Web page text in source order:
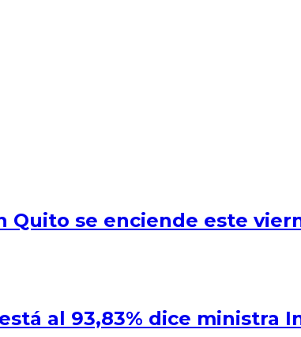
Quito se enciende este
al 93,83% dice ministra